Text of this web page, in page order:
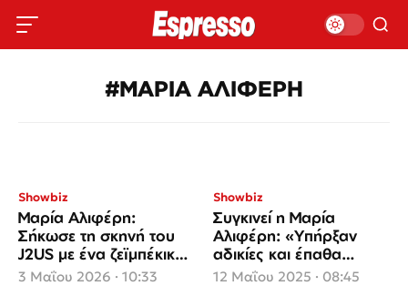
#ΜΑΡΙΑ ΑΛΙΦΕΡΗ
Showbiz
Μαρία Αλιφέρη:
Σήκωσε τη σκηνή του
J2US με ένα ζεϊμπέκικο
γεμάτο συναίσθημα
3 Μαΐου 2026 · 10:33
Showbiz
Συγκινεί η Μαρία
Αλιφέρη: «Υπήρξαν
αδικίες και έπαθα
ψυχοσωματικά»
12 Μαΐου 2025 · 08:45